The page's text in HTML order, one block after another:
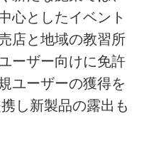
心としたイベント
店と地域の教習所
ーザー向けに免許
ユーザーの獲得を
し新製品の露出も